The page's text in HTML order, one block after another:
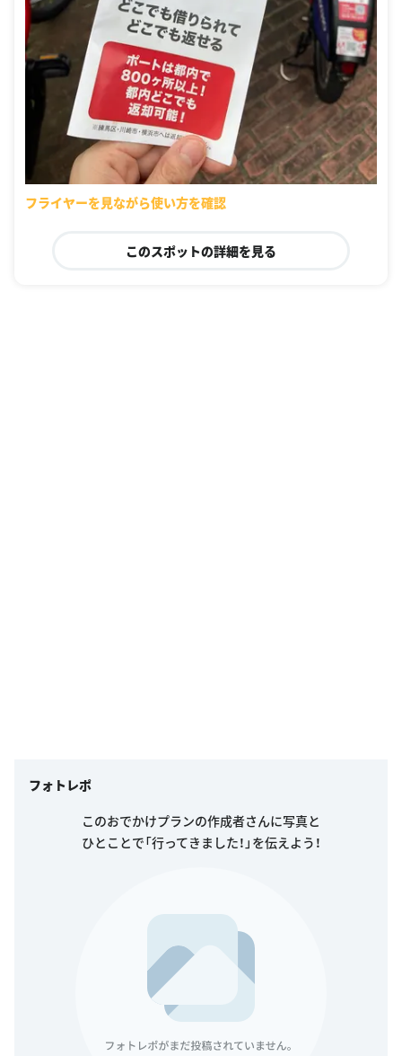
フライヤーを見ながら使い方を確認
このスポットの詳細を見る
フォトレポ
このおでかけプランの作成者さんに写真と
ひとことで「行ってきました！」を伝えよう！